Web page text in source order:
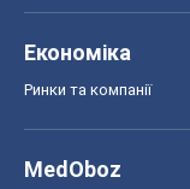
Економіка
Ринки та компанії
MedOboz